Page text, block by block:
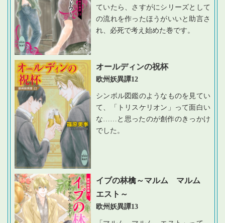
ていたら、さすがにシリーズとして
の流れを作ったほうがいいと助言さ
れ、必死で考え始めた巻です。
オールディンの祝杯
欧州妖異譚12
シンボル図鑑のようなものを見てい
て、「トリスケリオン」って面白い
な……と思ったのが創作のきっかけ
でした。
イブの林檎～マルム マルム
エスト～
欧州妖異譚13